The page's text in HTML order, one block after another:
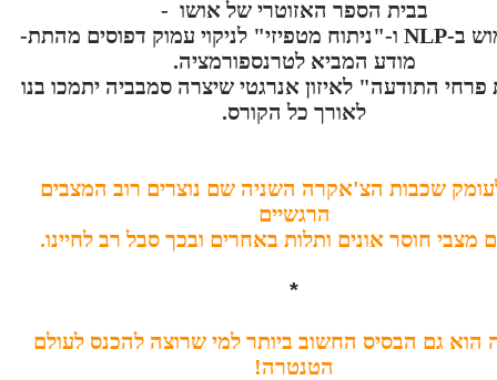
בבית הספר האזוטרי של אושו -
כולל שימוש ב-NLP ו-"ניתוח מטפיזי" לניקוי עמוק דפוסים מהתת-
מודע המביא לטרנספורמציה.
התודעה" לאיזון אנרגטי שיצרה סמבביה יתמכו בנו
לאורך כל הקורס.
שכבות הצ'אקרה השניה שם נוצרים רוב המצבים
הרגשיים
מצבי חוסר אונים ותלות באחרים ובכך סבל רב לחיינו.
*
הוא גם הבסיס החשוב ביותר למי שרוצה להכנס לעולם
הטנטרה!